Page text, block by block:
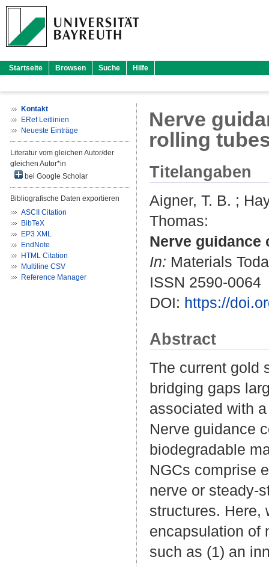
Startseite Browsen Suche Hilfe
Kontakt
ERef Leitlinien
Neueste Einträge
Literatur vom gleichen Autor/der
gleichen Autor*in
bei Google Scholar
Bibliografische Daten exportieren
ASCII Citation
BibTeX
EP3 XML
EndNote
HTML Citation
Multiline CSV
Reference Manager
Nerve
rolling
Titelangaben
Aigner, T. B. ;
Thomas:
Nerve guidance
In: Materials
ISSN 2590-0064
DOI: https://
Abstract
The current gold
bridging gaps
associated with
Nerve guidance
biodegradable
NGCs comprise
nerve or steady-
structures. Here,
encapsulation of
such as (1) an